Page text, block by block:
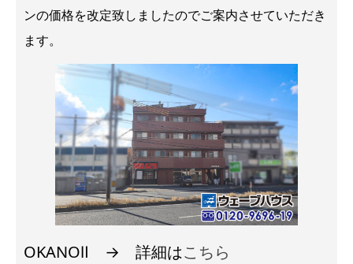
ンの価格を改定致しましたのでご案内させていただき
ます。
OKANOⅡ → 詳細はこちら